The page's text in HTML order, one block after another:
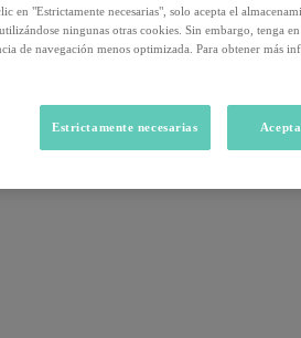
en "Estrictamente necesarias", solo acepta el
ningunas otras cookies. Sin embargo, tenga
de navegación menos optimizada. Para obtener más
Estrictamente necesarias